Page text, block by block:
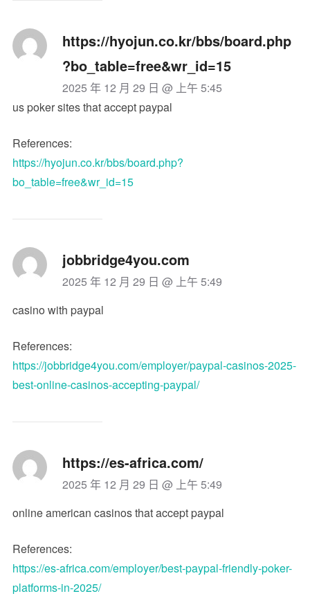
https://hyojun.co.kr/bbs/board.php
?bo_table=free&wr_id=15
2025 年 12 月 29 日 @ 上午 5:45
us poker sites that accept paypal
References:
https://hyojun.co.kr/bbs/board.php?
bo_table=free&wr_id=15
jobbridge4you.com
2025 年 12 月 29 日 @ 上午 5:49
casino with paypal
References:
https://jobbridge4you.com/employer/paypal-casinos-2025-
best-online-casinos-accepting-paypal/
https://es-africa.com/
2025 年 12 月 29 日 @ 上午 5:49
online american casinos that accept paypal
References:
https://es-africa.com/employer/best-paypal-friendly-poker-
platforms-in-2025/